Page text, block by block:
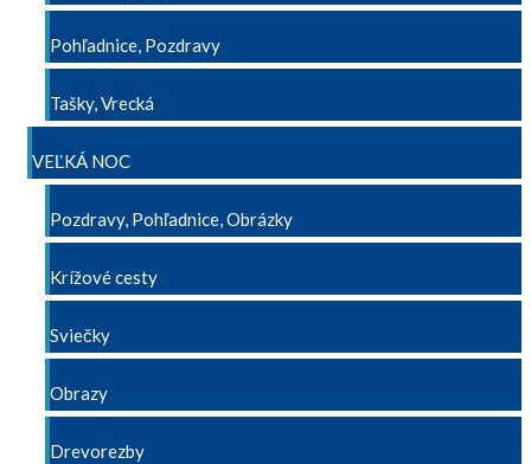
Pohľadnice, Pozdravy
Tašky, Vrecká
VEĽKÁ NOC
Pozdravy, Pohľadnice, Obrázky
Krížové cesty
Sviečky
Obrazy
Drevorezby